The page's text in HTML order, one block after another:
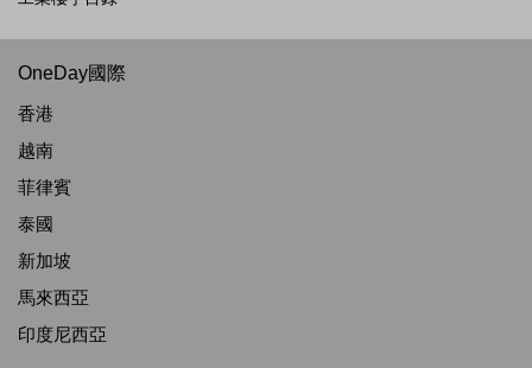
OneDay國際
香港
越南
菲律賓
泰國
新加坡
馬來西亞
印度尼西亞